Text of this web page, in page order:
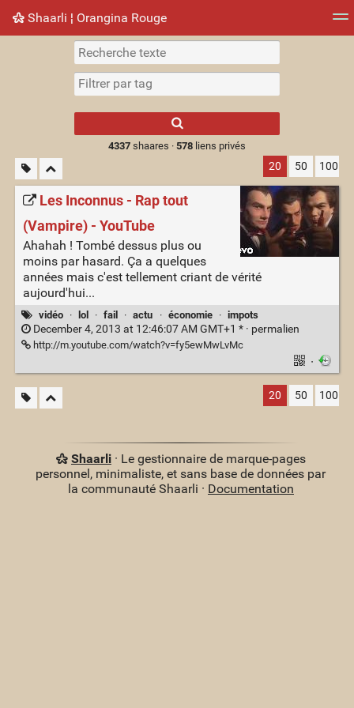
Shaarli ¦ Orangina Rouge
Nuage de tags Mur d'images
results.
4337shaares · 578liens privés
20 50 100
Les Inconnus - Rap tout
(Vampire) - YouTube
Ahahah ! Tombé dessus plus ou
moins par hasard. Ça a quelques
années mais c'est tellement criant de vérité
aujourd'hui...
vidéo · lol · fail · actu · économie · impots
December 4, 2013 at 12:46:07 AM GMT+1 * · permalien
http://m.youtube.com/watch?v=fy5ewMwLvMc
·
20 50 100
Shaarli· Le gestionnaire de marque-pages
personnel, minimaliste, et sans base de données par
la communauté Shaarli · Documentation